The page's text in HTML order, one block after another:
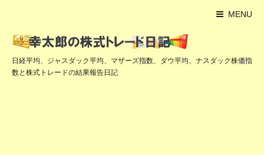
MENU
日経平均、ジャスダック平均、マザーズ指数、ダウ平均、ナスダック株価指
数と株式トレードの結果報告日記